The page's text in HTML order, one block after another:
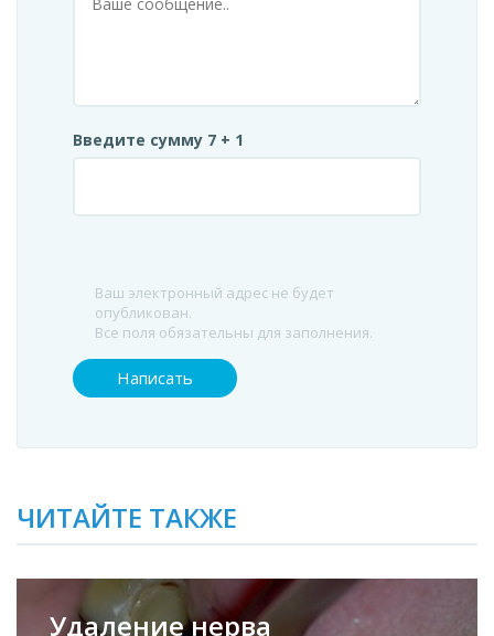
Введите сумму 7 + 1
Ваш электронный адрес не будет
опубликован.
Все поля обязательны для заполнения.
ЧИТАЙТЕ ТАКЖЕ
Удаление нерва